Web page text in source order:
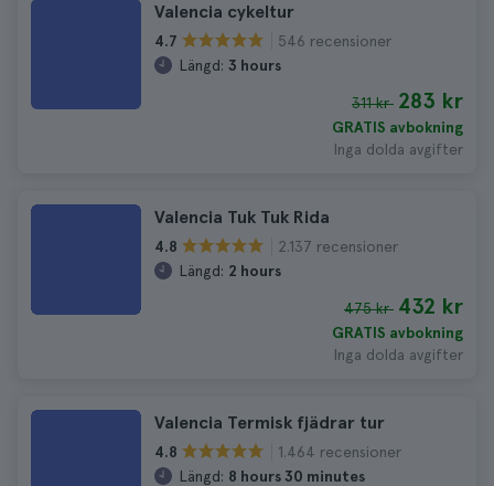
Valencia cykeltur
4.7
546 recensioner
Längd: 3 hours
311 kr 283 kr
GRATIS avbokning
Inga dolda avgifter
Valencia Tuk Tuk Rida
4.8
2.137 recensioner
Längd: 2 hours
475 kr 432 kr
GRATIS avbokning
Inga dolda avgifter
Valencia Termisk fjädrar tur
4.8
1.464 recensioner
Längd: 8 hours 30 minutes